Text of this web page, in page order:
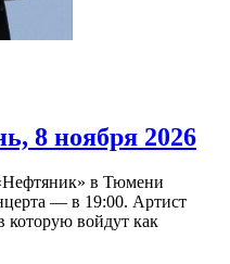
8 ноября 2026
в Тюмени
— в 19:00. Артист
которую войдут как